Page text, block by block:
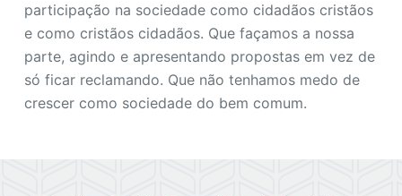
participação na sociedade como cidadãos cristãos
e como cristãos cidadãos. Que façamos a nossa
parte, agindo e apresentando propostas em vez de
só ficar reclamando. Que não tenhamos medo de
crescer como sociedade do bem comum.